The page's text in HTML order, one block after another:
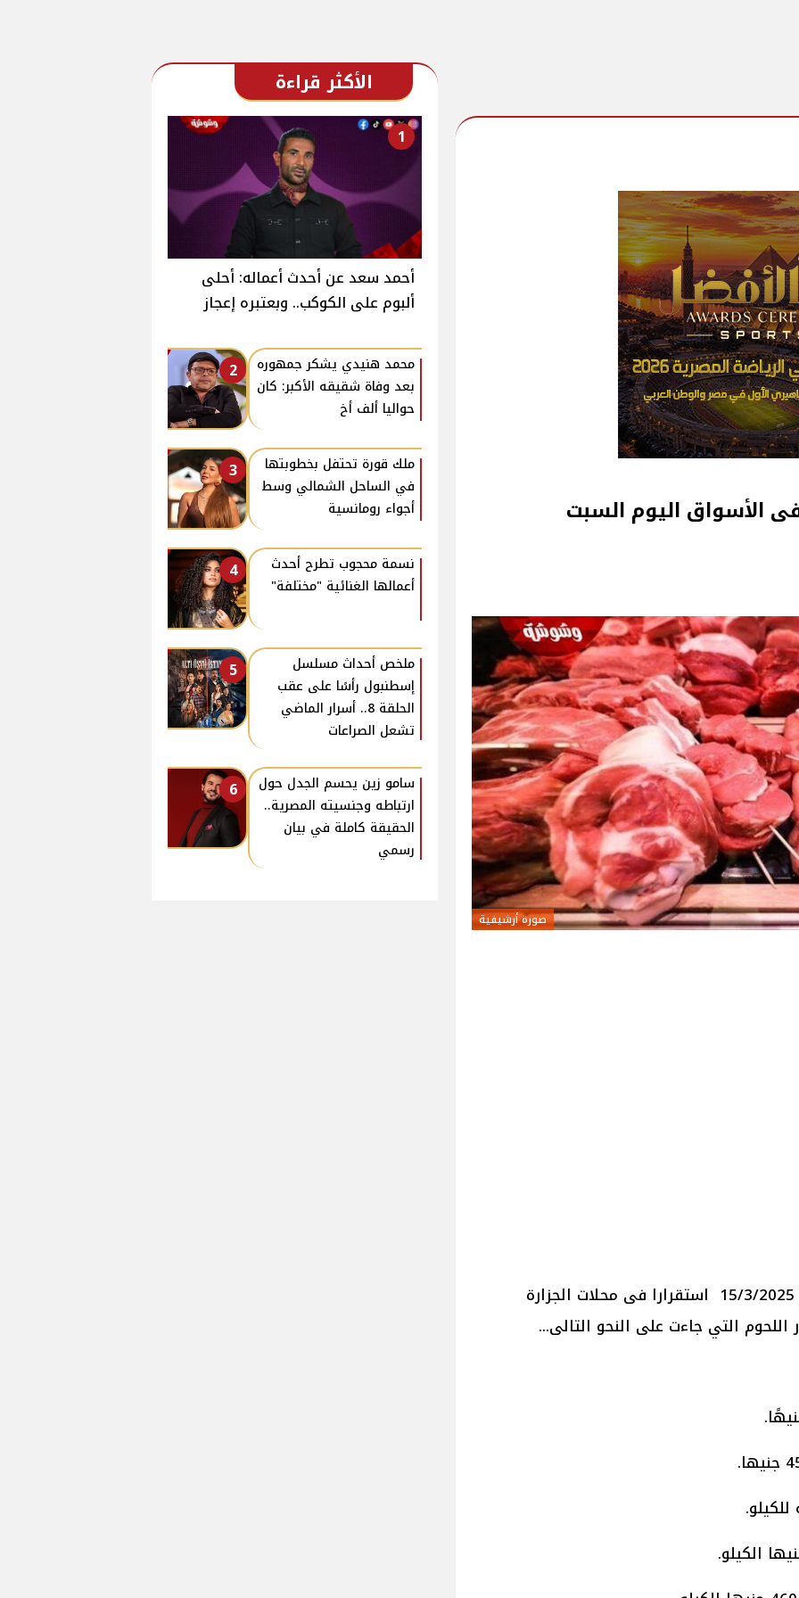
تعرف على أسعار اللحوم فى الأسواق‎‎ اليوم السبت
صورة أرشيفية
شهدت أسعار اللحوم اليوم السبت 15/3/2025 استقرارا فى محلات الجزارة
التي جاءت على النحو التالى...
الأكثر قراءة
1
أحمد سعد عن أحدث أعماله: أحلى
ألبوم على الكوكب.. وبعتبره إعجاز
2
محمد هنيدي يشكر جمهوره
بعد وفاة شقيقه الأكبر: كان
حواليا ألف أخ
3
ملك قورة تحتفل بخطوبتها
في الساحل الشمالي وسط
أجواء رومانسية
4
نسمة محجوب تطرح أحدث
أعمالها الغنائية "مختلفة"
5
ملخص أحداث مسلسل
إسطنبول رأسًا على عقب
الحلقة 8.. أسرار الماضي
تشعل الصراعات
6
سامو زين يحسم الجدل حول
ارتباطه وجنسيته المصرية..
الحقيقة كاملة في بيان
رسمي